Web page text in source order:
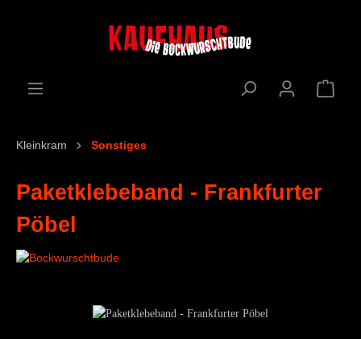
Kleinkram Sonstiges
Paketklebeband - Frankfurter
Pöbel